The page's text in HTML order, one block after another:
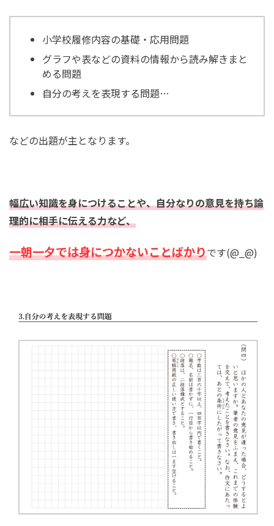
小学校履修内容の基礎・応用問題
グラフや表などの資料の情報から読み解きまと
める問題
自分の考えを表現する問題…
などの出題が主となります。
幅広い知識を身につけることや、自分なりの意見を持ち論
理的に相手に伝える力など、
一朝一夕では身につかないことばかりです(@_@)